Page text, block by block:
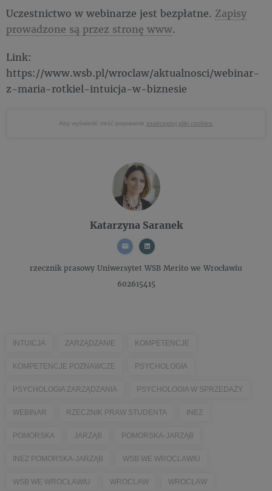
Uczestnictwo w webinarze jest bezpłatne. Zapisy
prowadzone są przez stronę www.
Link:
https://www.wsb.pl/wroclaw/aktualnosci/webinar-
z-maria-rotkiel-intuicja-w-biznesie
Aby wyświetlić treść poprawnie zaakceptuj pliki cookies.
Katarzyna Saranek
rzecznik prasowy Uniwersytet WSB Merito we Wrocławiu
602615415
INTUICJA ZARZĄDZANIE KOMPETENCJE
KOMPETENCJE POZNAWCZE PSYCHOLOGIA
PSYCHOLOGIA ZARZĄDZANIA PSYCHOLOGIA W SPRZEDAŻY
WEBINAR RZECZNIK PRAW STUDENTA INEZ
POMORSKA JARZĄB POMORSKA-JARZĄB
INEZ POMORSKA-JARZĄB WSB WE WROCLAWIU
WSB WE WROCŁAWIU WROCLAW WROCŁAW